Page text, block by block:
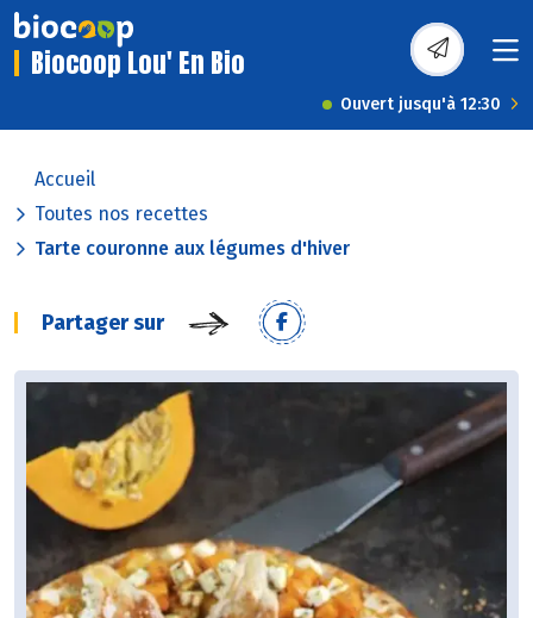
Biocoop Lou' En Bio
Ouvert jusqu'à 12:30
Accueil
Toutes nos recettes
Tarte couronne aux légumes d'hiver
Partager sur